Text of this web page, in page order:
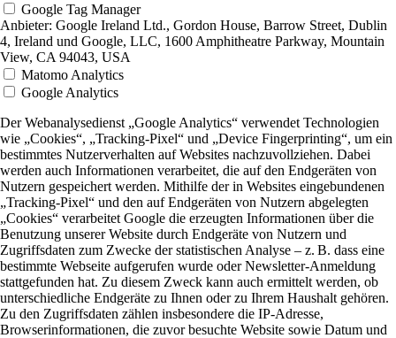
Google Tag Manager
Anbieter: Google Ireland Ltd., Gordon House, Barrow Street, Dublin
4, Ireland und Google, LLC, 1600 Amphitheatre Parkway, Mountain
View, CA 94043, USA
Matomo Analytics
Google Analytics
Der Webanalysedienst „Google Analytics“ verwendet Technologien
wie „Cookies“, „Tracking-Pixel“ und „Device Fingerprinting“, um ein
bestimmtes Nutzerverhalten auf Websites nachzuvollziehen. Dabei
werden auch Informationen verarbeitet, die auf den Endgeräten von
Nutzern gespeichert werden. Mithilfe der in Websites eingebundenen
„Tracking-Pixel“ und den auf Endgeräten von Nutzern abgelegten
„Cookies“ verarbeitet Google die erzeugten Informationen über die
Benutzung unserer Website durch Endgeräte von Nutzern und
Zugriffsdaten zum Zwecke der statistischen Analyse – z. B. dass eine
bestimmte Webseite aufgerufen wurde oder Newsletter-Anmeldung
stattgefunden hat. Zu diesem Zweck kann auch ermittelt werden, ob
unterschiedliche Endgeräte zu Ihnen oder zu Ihrem Haushalt gehören.
Zu den Zugriffsdaten zählen insbesondere die IP-Adresse,
Browserinformationen, die zuvor besuchte Website sowie Datum und